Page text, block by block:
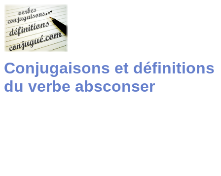
Conjugaisons et définitions
du verbe absconser